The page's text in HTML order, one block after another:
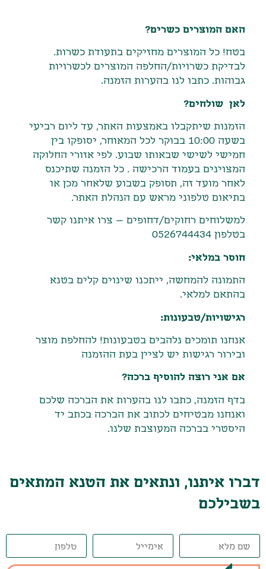
האם המוצרים כשרים?
בטח! כל המוצרים מחזיקים בתעודת כשרות.
לבדיקת כשרויות/החלפה המוצרים לכשרויות
גבוהות. כתבו לנו בהערות הזמנה.
לאן שולחים?
הזמנות שיתקבלו באמצעות האתר, עד ליום רביעי
בשעה
בבוקר לכל המאוחר, יסופקו בין
חמישי לשישי שבאותו שבוע. לפי אזורי החלוקה
המצוינים בעמוד הרכישה . כל הזמנה שתיכנס
לאחר מועד זה, תסופק בשבוע שלאחר מכן או
בתיאום טלפוני מראש עם הנהלת האתר.
למשלוחים רחוקים/דחופים – צרו איתנו קשר
בטלפון 0526744434
חוסר במלאי:
התמונה להמחשה, ייתכנו שינוים קלים בטנא
בהתאם למלאי.
רגישויות/טבעונות:
אנחנו תומכים נלהבים בטבעונות! להחלפת מוצר
ובירור רגישות יש לציין בעת ההזמנה
אם אני רוצה להוסיף ברכה?
בדף הזמנה, כתבו לנו בהערות את הברכה שלכם
ואנחנו מבטיחים לכתוב את הברכה בכתב יד
היסטרי בברכה המעוצבת שלנו.
דברו איתנו, ונתאים את הטנא המתאים
בשבילכם